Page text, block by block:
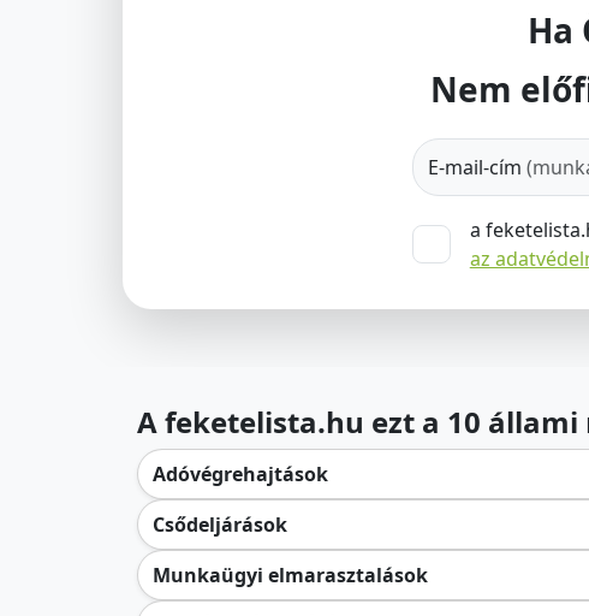
Ha
Nem
E-mail-cím
a
az
A feketelista.hu ezt a 10
Adóvégrehajtások
Csődeljárások
Munkaügyi elmarasztalások